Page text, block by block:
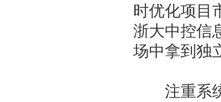
时优化项目
浙大中控信
场中拿到独
注重系统